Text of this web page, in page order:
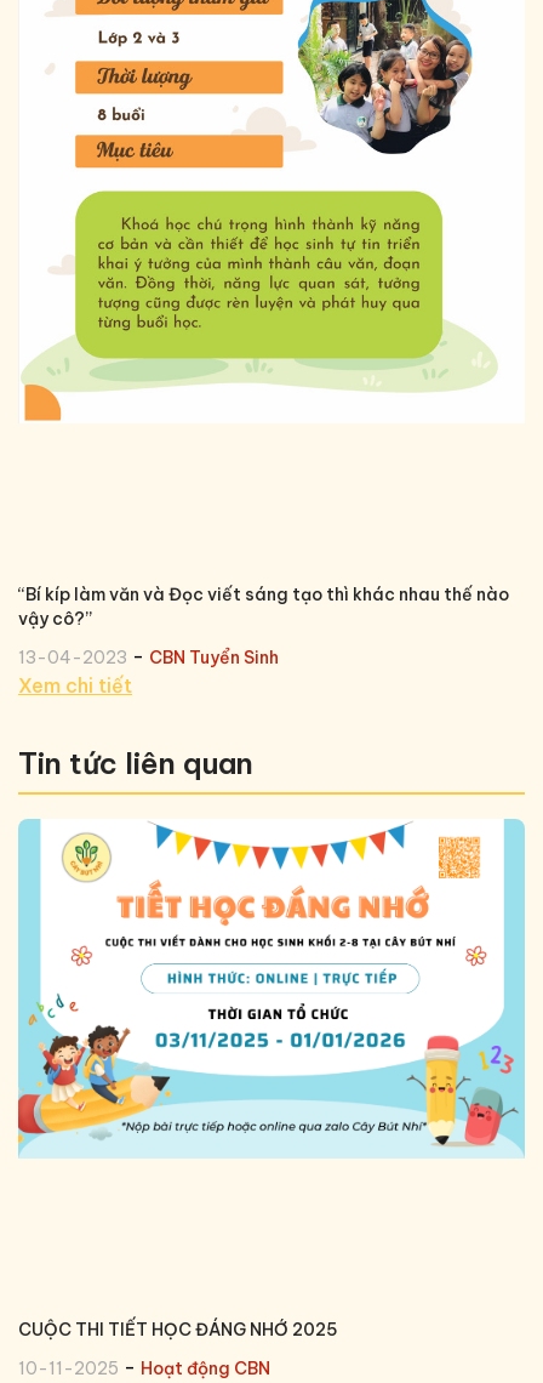
“Bí kíp làm văn và Đọc viết sáng tạo thì khác nhau thế nào
vậy cô?’’
13-04-2023 - CBN Tuyển Sinh
Xem chi tiết
Tin tức liên quan
CUỘC THI TIẾT HỌC ĐÁNG NHỚ 2025
10-11-2025 - Hoạt động CBN